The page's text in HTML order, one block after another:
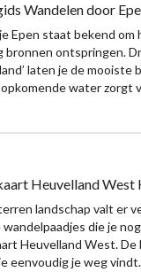
Wandelen door
Epen staat bekend
bronnen ontspringen.
laten je de
water zorgt
Heuvelland West
landschap valt er
wandelpaadjes die je
Heuvelland West.
eenvoudig je weg vindt.